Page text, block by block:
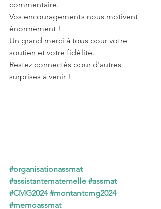
commentaire.
Vos encouragements nous motivent
énormément !
Un grand merci à tous pour votre
soutien et votre fidélité.
Restez connectés pour d'autres
surprises à venir !
#organisationassmat
#assistantematernelle #assmat
#CMG2024 #montantcmg2024
#memoassmat